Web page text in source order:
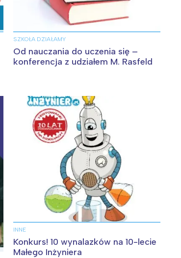
SZKOŁA DZIAŁAMY
Od nauczania do uczenia się –
konferencja z udziałem M. Rasfeld
INNE
Konkurs! 10 wynalazków na 10-lecie
Małego Inżyniera